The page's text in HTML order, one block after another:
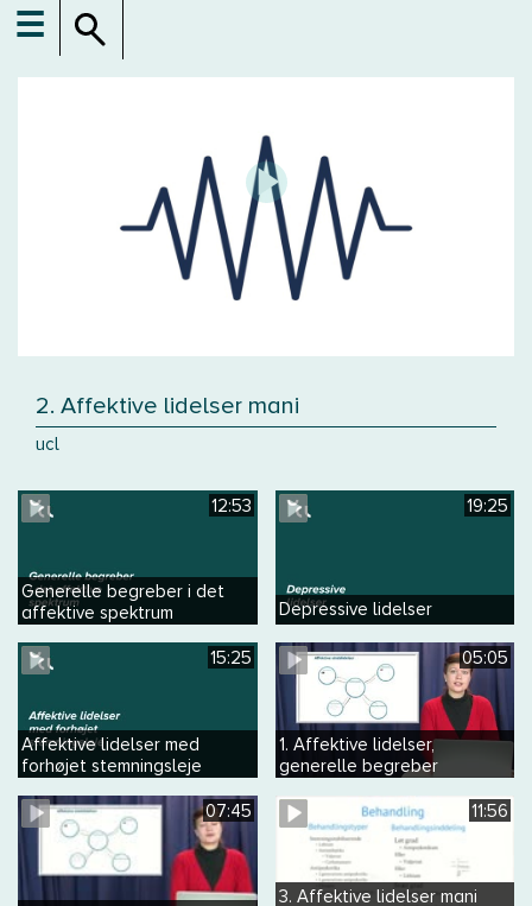
☰
2. Affektive lidelser mani
ucl
12:53
Generelle begreber i det
affektive spektrum
19:25
Depressive lidelser
15:25
Affektive lidelser med
forhøjet stemningsleje
05:05
1. Affektive lidelser,
generelle begreber
07:45 11:56
3. Affektive lidelser mani